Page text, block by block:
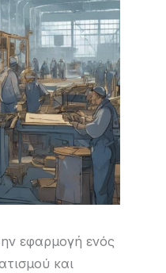
εφαρμογή ενός
και